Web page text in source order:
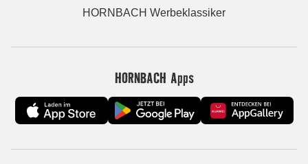
HORNBACH Werbeklassiker
HORNBACH Apps